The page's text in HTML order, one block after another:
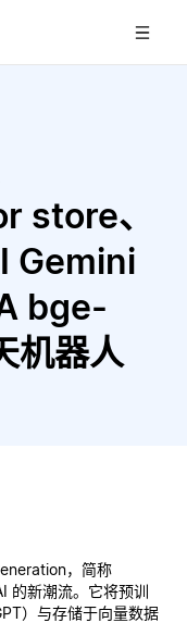
store、
Gemini
bge-
机器人
，简称
的新潮流。它将预训
）与存储于向量数据